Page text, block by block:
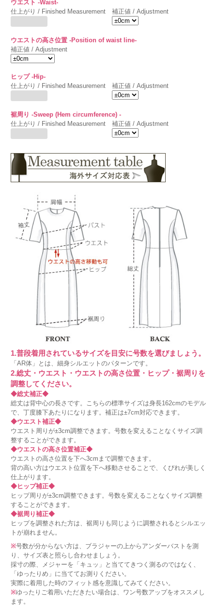
ウエスト -Waist-
仕上がり / Finished Measurement
補正値 / Adjustment
ウエストの高さ位置 -Position of waist line-
補正値 / Adjustment
ヒップ -Hip-
仕上がり / Finished Measurement
補正値 / Adjustment
裾周り -Sweep (Hem circumference) -
仕上がり / Finished Measurement
補正値 / Adjustment
1.普段着用されているサイズを目安に号数を選びましょう。
「AR体」とは、細身シルエットのパターンです。
2.総丈・ウエスト・ウエストの高さ位置・ヒップ・裾周りを
調整してください。
◆総丈補正◆
総丈は背中心の長さです。こちらの標準サイズは身長162cmのモデル
で、丁度膝下あたりになります。補正は±7cm対応できます。
◆ウエスト補正◆
ウエスト周りが±3cm調整できます。号数を変えることなくサイズ調
整することができます。
◆ウエストの高さ位置補正◆
ウエストの高さ位置を下へ3cmまで調整できます。
背の高い方はウエスト位置を下へ移動させることで、くびれが美しく
仕上がります。
◆ヒップ補正◆
ヒップ周りが±3cm調整できます。号数を変えることなくサイズ調整
することができます。
◆裾周り補正◆
ヒップを調整された方は、裾周りも同じように調整されるとシルエッ
トが崩れません。
※号数が分からない方は、ブラジャーの上からアンダーバストを測
り、サイズ表と照らし合わせましょう。
採寸の際、メジャーを「キュッ」と当ててきつく測るのではなく、
「ゆったりめ」に当ててお測りください。
実際に着用した時のフィット感を意識してみてください。
※ゆったりご着用いただきたい場合は、ワン号数アップをオススメし
ます。